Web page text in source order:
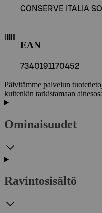
CONSERVE ITALIA
EAN
7340191170452
Päivitämme palvelun
kuitenkin tarkistamaan
Ominaisuudet
Ravintosisältö